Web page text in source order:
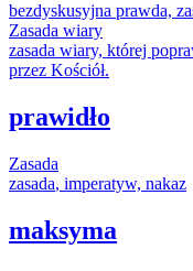
bezdyskusyjna prawda,
Zasada wiary
zasada wiary, której
przez Kościół.
prawidło
Zasada
zasada, imperatyw, nakaz
maksyma